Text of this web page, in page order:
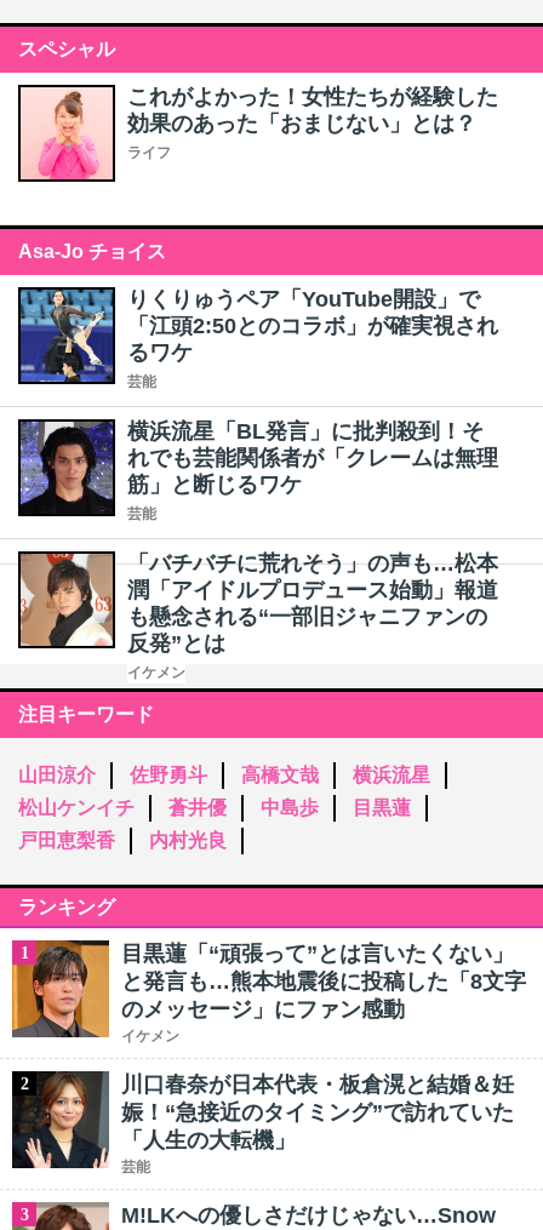
スペシャル
これがよかった！女性たちが経験した
効果のあった「おまじない」とは？
ライフ
Asa-Jo チョイス
りくりゅうペア「YouTube開設」で
「江頭2:50とのコラボ」が確実視され
るワケ
芸能
横浜流星「BL発言」に批判殺到！そ
れでも芸能関係者が「クレームは無理
筋」と断じるワケ
芸能
「バチバチに荒れそう」の声も…松本
潤「アイドルプロデュース始動」報道
も懸念される“一部旧ジャニファンの
反発”とは
イケメン
注目キーワード
山田涼介 佐野勇斗 高橋文哉
横浜流星
松山ケンイチ
蒼井優 中島歩
目黒蓮
戸田恵梨香
内村光良
ランキング
1
目黒蓮「“頑張って”とは言いたくない」
と発言も…熊本地震後に投稿した「8文字
のメッセージ」にファン感動
イケメン
2
川口春奈が日本代表・板倉滉と結婚＆妊
娠！“急接近のタイミング”で訪れていた
「人生の大転機」
芸能
3 M!LKへの優しさだけじゃない…Snow